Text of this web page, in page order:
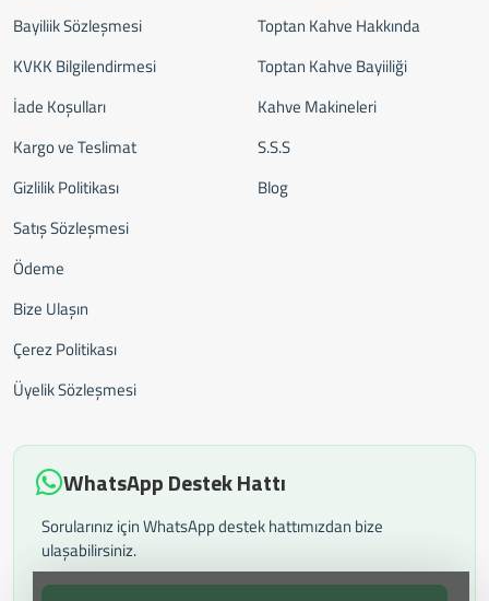
Bayiliik Sözleşmesi
KVKK Bilgilendirmesi
İade Koşulları
Kargo ve Teslimat
Gizlilik Politikası
Satış Sözleşmesi
Ödeme
Bize Ulaşın
Çerez Politikası
Üyelik Sözleşmesi
Toptan Kahve Hakkında
Toptan Kahve Bayiiliği
Kahve Makineleri
S.S.S
Blog
WhatsApp Destek Hattı
Sorularınız için WhatsApp destek hattımızdan bize
ulaşabilirsiniz.